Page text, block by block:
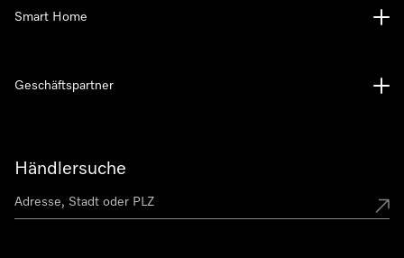
Händlersuche
Smart Home
Geschäftspartner